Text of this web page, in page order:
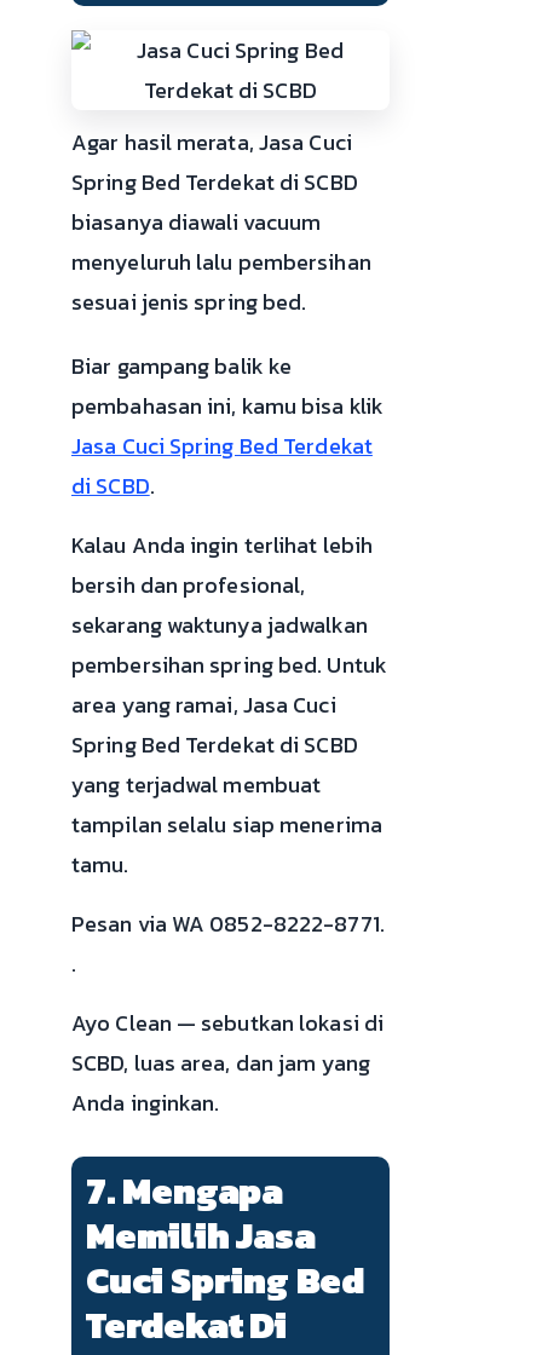
Agar hasil merata, Jasa Cuci
Spring Bed Terdekat di SCBD
biasanya diawali vacuum
menyeluruh lalu pembersihan
sesuai jenis spring bed.
Biar gampang balik ke
pembahasan ini, kamu bisa klik
Jasa Cuci Spring Bed Terdekat
di SCBD.
Kalau Anda ingin terlihat lebih
bersih dan profesional,
sekarang waktunya jadwalkan
pembersihan spring bed. Untuk
area yang ramai, Jasa Cuci
Spring Bed Terdekat di SCBD
yang terjadwal membuat
tampilan selalu siap menerima
tamu.
Pesan via WA 0852-8222-8771.
.
Ayo Clean — sebutkan lokasi di
SCBD, luas area, dan jam yang
Anda inginkan.
7. Mengapa
Memilih Jasa
Cuci Spring Bed
Terdekat Di